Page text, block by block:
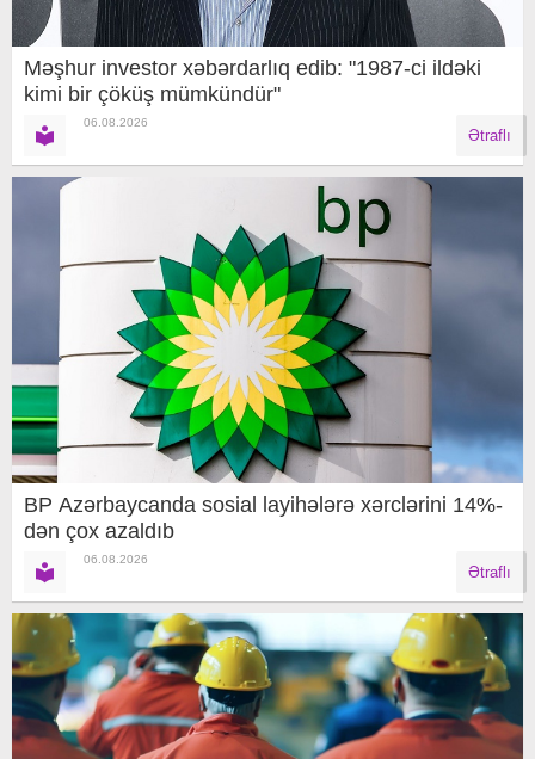
Məşhur investor xəbərdarlıq edib: "1987-ci ildəki
kimi bir çöküş mümkündür"
06.08.2026
Ətraflı
BP Azərbaycanda sosial layihələrə xərclərini 14%-
dən çox azaldıb
06.08.2026
Ətraflı